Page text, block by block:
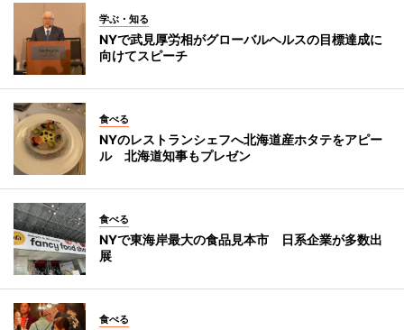
学ぶ・知る
NYで武見厚労相がグローバルヘルスの目標達成に
向けてスピーチ
食べる
NYのレストランシェフへ北海道産ホタテをアピー
ル 北海道知事もプレゼン
食べる
NYで東海岸最大の食品見本市 日系企業が多数出
展
食べる